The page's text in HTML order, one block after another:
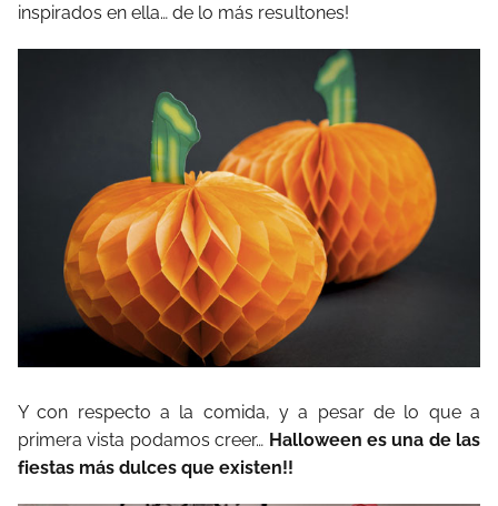
inspirados en ella… de lo más resultones!
Y con respecto a la comida, y a pesar de lo que a
primera vista podamos creer… Halloween es una de las
fiestas más dulces que existen!!